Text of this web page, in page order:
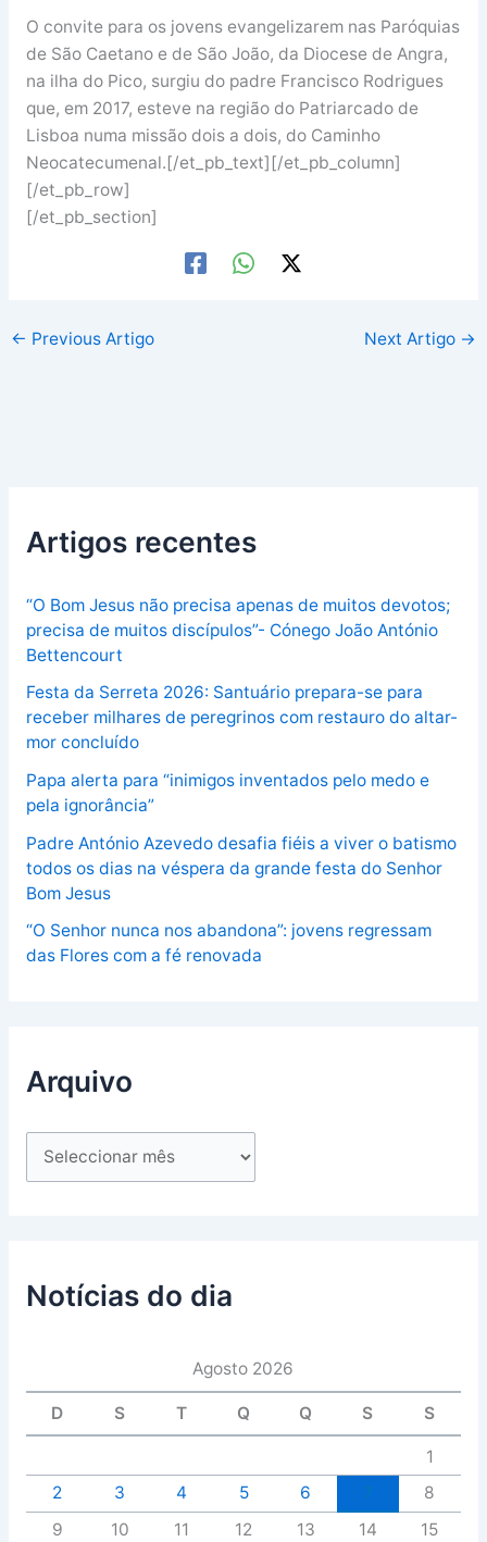
O convite para os jovens evangelizarem nas Paróquias
de São Caetano e de São João, da Diocese de Angra,
na ilha do Pico, surgiu do padre Francisco Rodrigues
que, em 2017, esteve na região do Patriarcado de
Lisboa numa missão dois a dois, do Caminho
Neocatecumenal.[/et_pb_text][/et_pb_column]
[/et_pb_row]
[/et_pb_section]
← Previous Artigo Next Artigo →
Artigos recentes
“O Bom Jesus não precisa apenas de muitos devotos;
precisa de muitos discípulos”- Cónego João António
Bettencourt
Festa da Serreta 2026: Santuário prepara-se para
receber milhares de peregrinos com restauro do altar-
mor concluído
Papa alerta para “inimigos inventados pelo medo e
pela ignorância”
Padre António Azevedo desafia fiéis a viver o batismo
todos os dias na véspera da grande festa do Senhor
Bom Jesus
“O Senhor nunca nos abandona”: jovens regressam
das Flores com a fé renovada
Arquivo
Notícias do dia
Agosto 2026
D S T Q Q S S
1
2
3 4 5 6
8
9
10 11 12 13 14
15